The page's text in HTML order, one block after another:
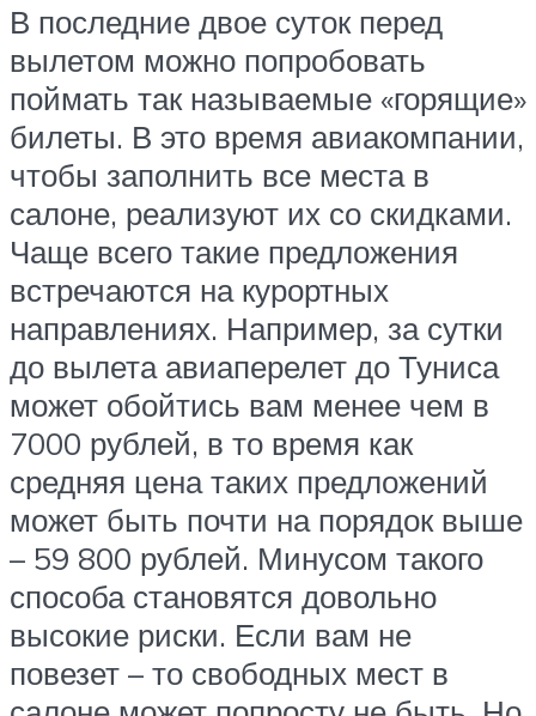
В последние двое суток перед
вылетом можно попробовать
поймать так называемые «горящие»
билеты. В это время авиакомпании,
чтобы заполнить все места в
салоне, реализуют их со скидками.
Чаще всего такие предложения
встречаются на курортных
направлениях. Например, за сутки
до вылета авиаперелет до Туниса
может обойтись вам менее чем в
7000 рублей, в то время как
средняя цена таких предложений
может быть почти на порядок выше
– 59 800 рублей. Минусом такого
способа становятся довольно
высокие риски. Если вам не
повезет – то свободных мест в